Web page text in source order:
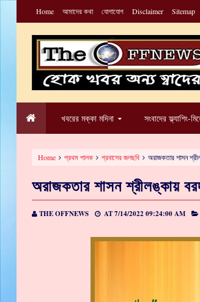
Home আমাদের কথা যোগাযোগ Disclaimer Sitemap
খবরের মক্কা মদিনা সংবাদের ফ্ল্যাশিং-
Home প্রথম পালক প্রবাসের জলছবি অরাজকতার শাসন
অরাজকতার শাসন শ্রীলঙ্কায়
THE OFFNEWS AT7/14/2022 09:24:00 AM